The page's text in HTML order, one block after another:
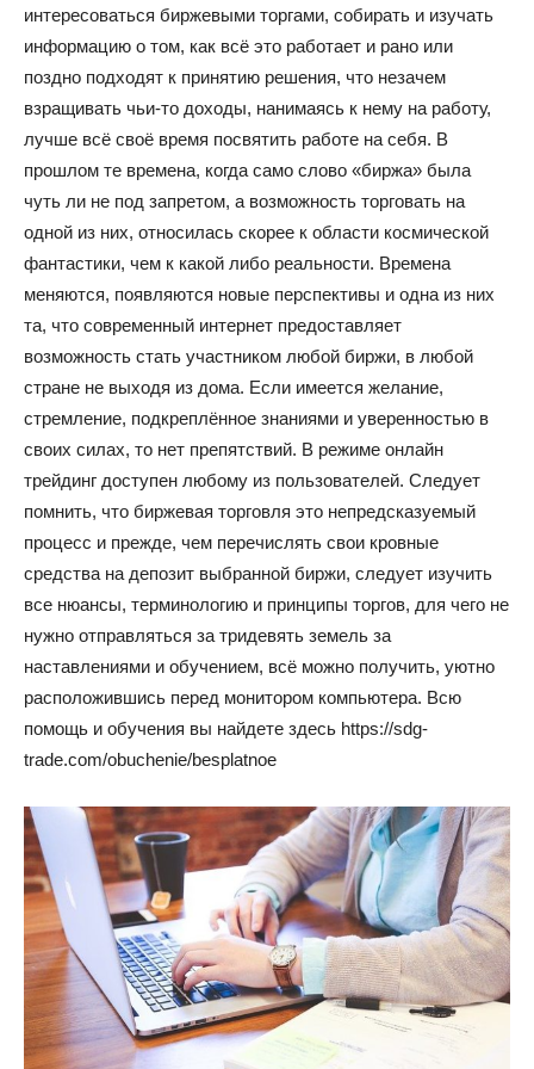
интересоваться биржевыми торгами, собирать и изучать
информацию о том, как всё это работает и рано или
поздно подходят к принятию решения, что незачем
взращивать чьи-то доходы, нанимаясь к нему на работу,
лучше всё своё время посвятить работе на себя. В
прошлом те времена, когда само слово «биржа» была
чуть ли не под запретом, а возможность торговать на
одной из них, относилась скорее к области космической
фантастики, чем к какой либо реальности. Времена
меняются, появляются новые перспективы и одна из них
та, что современный интернет предоставляет
возможность стать участником любой биржи, в любой
стране не выходя из дома. Если имеется желание,
стремление, подкреплённое знаниями и уверенностью в
своих силах, то нет препятствий. В режиме онлайн
трейдинг доступен любому из пользователей. Следует
помнить, что биржевая торговля это непредсказуемый
процесс и прежде, чем перечислять свои кровные
средства на депозит выбранной биржи, следует изучить
все нюансы, терминологию и принципы торгов, для чего не
нужно отправляться за тридевять земель за
наставлениями и обучением, всё можно получить, уютно
расположившись перед монитором компьютера. Всю
помощь и обучения вы найдете здесь https://sdg-
trade.com/obuchenie/besplatnoe